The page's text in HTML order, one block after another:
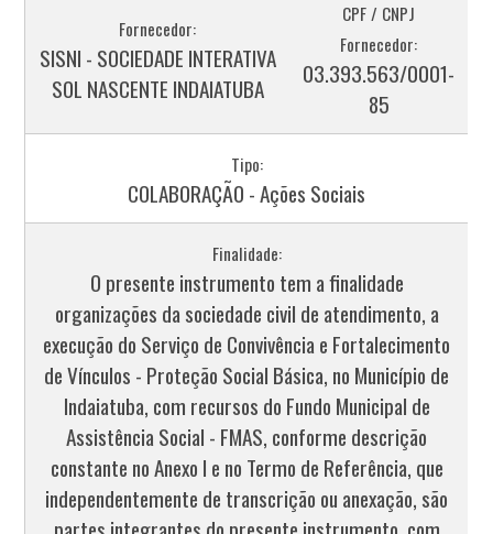
Fornecedor:
SISNI - SOCIEDADE INTERATIVA
SOL NASCENTE INDAIATUBA
CPF / CNPJ
Fornecedor:
03.393.563/0001-
85
Tipo:
COLABORAÇÃO - Ações Sociais
Finalidade:
O presente instrumento tem a finalidade
organizações da sociedade civil de atendimento, a
execução do Serviço de Convivência e Fortalecimento
de Vínculos - Proteção Social Básica, no Município de
Indaiatuba, com recursos do Fundo Municipal de
Assistência Social - FMAS, conforme descrição
constante no Anexo I e no Termo de Referência, que
independentemente de transcrição ou anexação, são